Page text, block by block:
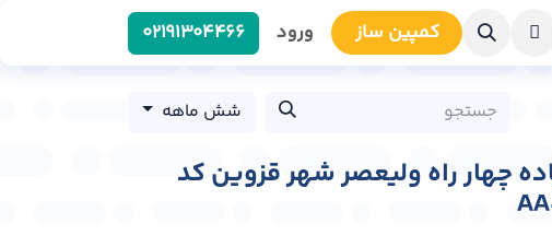
کمپین سا​​ز ورود 0219​1304466
شش ماهه
چهار راه ولیعصر شهر قزوین کد